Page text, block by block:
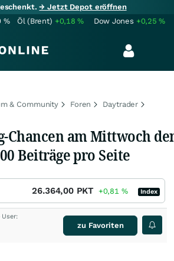
→ Jetzt Depot eröffnen
% Öl (Brent) +0,18% Dow Jones +0,25%
& Community Foren
Daytrader
Chancen am Mittwoch
Beiträge pro Seite
26.364,00 PKT +0,81 % Index
zu Favoriten